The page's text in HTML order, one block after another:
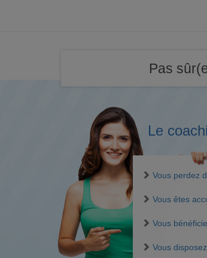
Pas
Le
Vous perdez
Vous êtes
Vous
Vous